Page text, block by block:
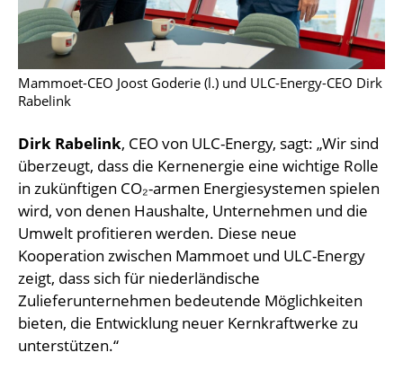
Mammoet-CEO Joost Goderie (l.) und ULC-Energy-CEO Dirk
Rabelink
Dirk Rabelink, CEO von ULC-Energy, sagt: „Wir sind
überzeugt, dass die Kernenergie eine wichtige Rolle
in zukünftigen CO₂-armen Energiesystemen spielen
wird, von denen Haushalte, Unternehmen und die
Umwelt profitieren werden. Diese neue
Kooperation zwischen Mammoet und ULC-Energy
zeigt, dass sich für niederländische
Zulieferunternehmen bedeutende Möglichkeiten
bieten, die Entwicklung neuer Kernkraftwerke zu
unterstützen.“